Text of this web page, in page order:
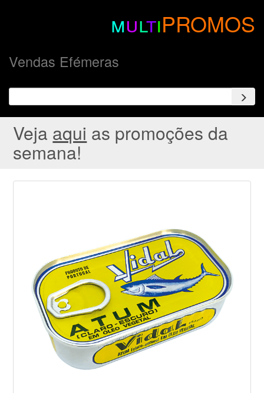
multiPROMOS
Vendas Efémeras
Veja aqui as promoções da
semana!